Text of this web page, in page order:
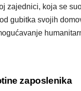
zajednici, koja se
gubitka svojih
zaposlenika